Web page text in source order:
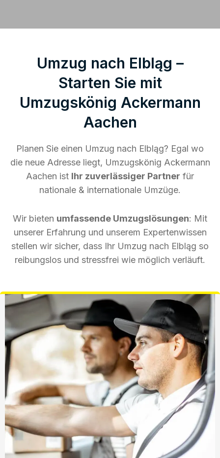
Umzug nach Elbląg –
Starten Sie mit
Umzugskönig Ackermann
Aachen
Planen Sie einen Umzug nach Elbląg? Egal wo
die neue Adresse liegt, Umzugskönig Ackermann
Aachen ist Ihr zuverlässiger Partner für
nationale & internationale Umzüge.
Wir bieten umfassende Umzugslösungen: Mit
unserer Erfahrung und unserem Expertenwissen
stellen wir sicher, dass Ihr Umzug nach Elbląg so
reibungslos und stressfrei wie möglich verläuft.